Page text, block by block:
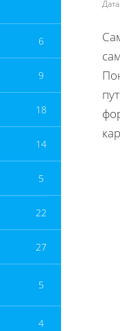
6
9
18
14
5
22
27
5
4